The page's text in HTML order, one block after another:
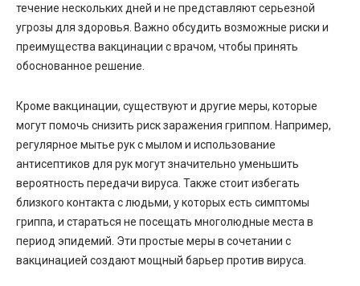
течение нескольких дней и не представляют серьезной
угрозы для здоровья. Важно обсудить возможные риски и
преимущества вакцинации с врачом, чтобы принять
обоснованное решение.
Кроме вакцинации, существуют и другие меры, которые
могут помочь снизить риск заражения гриппом. Например,
регулярное мытье рук с мылом и использование
антисептиков для рук могут значительно уменьшить
вероятность передачи вируса. Также стоит избегать
близкого контакта с людьми, у которых есть симптомы
гриппа, и стараться не посещать многолюдные места в
период эпидемий. Эти простые меры в сочетании с
вакцинацией создают мощный барьер против вируса.